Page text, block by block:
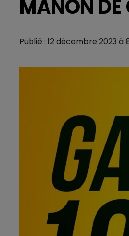
MANON
Publié : 12 décembre 2023 à